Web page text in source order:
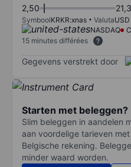
2,50
SymboolKRKR:xnas ValutaUSD
NASDAQ
15 minutes différées
Gegevens verstrekt door
Starten met beleggen?
Slim beleggen in aandelen
aan voordelige tarieven
Belgische rekening.
minder waard worden.